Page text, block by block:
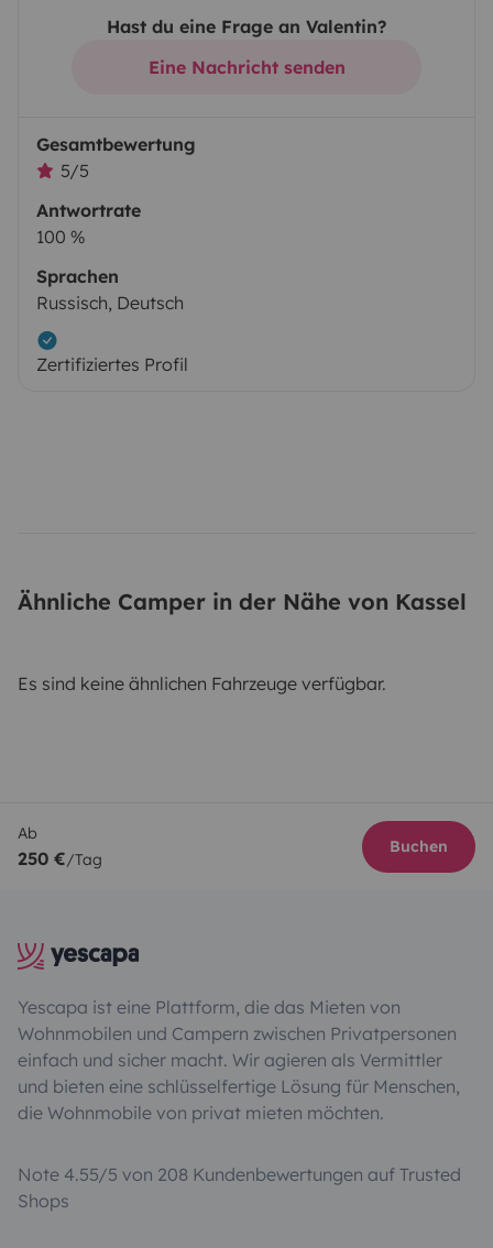
Hast du eine Frage an Valentin?
Eine Nachricht senden
Gesamtbewertung
5/5
Antwortrate
100 %
Sprachen
Russisch, Deutsch
Zertifiziertes Profil
Ähnliche Camper in der Nähe von Kassel
Es sind keine ähnlichen Fahrzeuge verfügbar.
Ab
250 €/Tag
Buchen
Yescapa ist eine Plattform, die das Mieten von
Wohnmobilen und Campern zwischen Privatpersonen
einfach und sicher macht. Wir agieren als Vermittler
und bieten eine schlüsselfertige Lösung für Menschen,
die Wohnmobile von privat mieten möchten.
Note 4.55/5 von 208 Kundenbewertungen auf Trusted
Shops